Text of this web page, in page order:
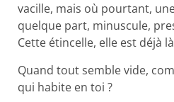
vacille, mais où pourtant,
quelque part, minuscule,
Cette étincelle, elle est déjà
Quand tout semble vide,
qui habite en toi ?